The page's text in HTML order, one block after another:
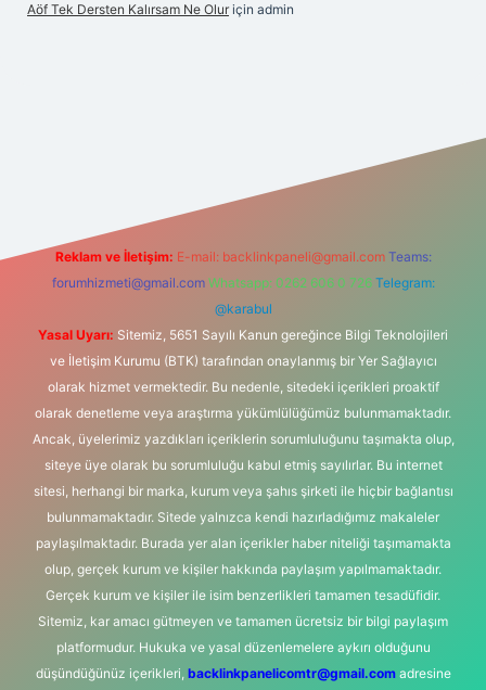
Aöf Tek Dersten Kalırsam Ne Olur için admin
Reklam ve İletişim: E-mail: backlinkpaneli@gmail.com Teams:
forumhizmeti@gmail.com Whatsapp: 0262 606 0 726 Telegram:
@karabul
Yasal Uyarı: Sitemiz, 5651 Sayılı Kanun gereğince Bilgi Teknolojileri
ve İletişim Kurumu (BTK) tarafından onaylanmış bir Yer Sağlayıcı
olarak hizmet vermektedir. Bu nedenle, sitedeki içerikleri proaktif
olarak denetleme veya araştırma yükümlülüğümüz bulunmamaktadır.
Ancak, üyelerimiz yazdıkları içeriklerin sorumluluğunu taşımakta olup,
siteye üye olarak bu sorumluluğu kabul etmiş sayılırlar. Bu internet
sitesi, herhangi bir marka, kurum veya şahıs şirketi ile hiçbir bağlantısı
bulunmamaktadır. Sitede yalnızca kendi hazırladığımız makaleler
paylaşılmaktadır. Burada yer alan içerikler haber niteliği taşımamakta
olup, gerçek kurum ve kişiler hakkında paylaşım yapılmamaktadır.
Gerçek kurum ve kişiler ile isim benzerlikleri tamamen tesadüfidir.
Sitemiz, kar amacı gütmeyen ve tamamen ücretsiz bir bilgi paylaşım
platformudur. Hukuka ve yasal düzenlemelere aykırı olduğunu
düşündüğünüz içerikleri, backlinkpanelicomtr@gmail.comadresine